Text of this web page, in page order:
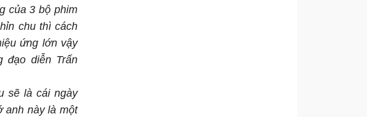
của 3 bộ phim
chu thì cách
ứng lớn vậy
đạo diễn Trấn
sẽ là cái ngày
anh này là một